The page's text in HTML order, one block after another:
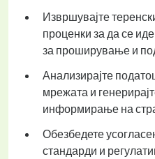
Извршувајте
проценки за да се
за проширување и
Анализирајте
мрежата и
информирање на
Обезбедете
стандарди и